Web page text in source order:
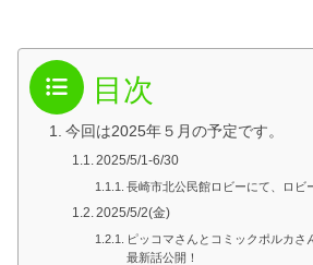
目次
今回は2025年５月の予定です。
2025/5/1-6/30
長崎市北公民館ロビーにて、ロビ
2025/5/2(金)
ピッコマさんとコミックポルカさ
最新話公開！